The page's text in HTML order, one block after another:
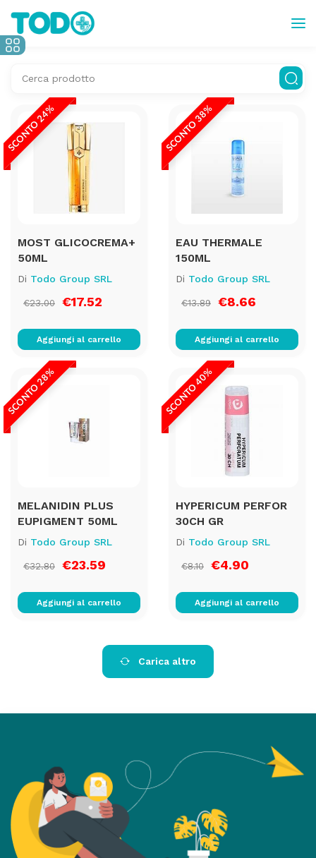
SCONTO 24%
MOST GLICOCREMA+
50ML
Di Todo Group SRL
€23.00 €17.52
Aggiungi al carrello
SCONTO 38%
EAU THERMALE
150ML
Di Todo Group SRL
€13.89 €8.66
Aggiungi al carrello
SCONTO 28%
MELANIDIN PLUS
EUPIGMENT 50ML
Di Todo Group SRL
€32.80 €23.59
Aggiungi al carrello
SCONTO 40%
HYPERICUM PERFOR
30CH GR
Di Todo Group SRL
€8.10 €4.90
Aggiungi al carrello
Carica altro